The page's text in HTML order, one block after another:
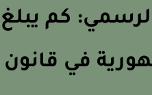
كم يبلغ
في قانون